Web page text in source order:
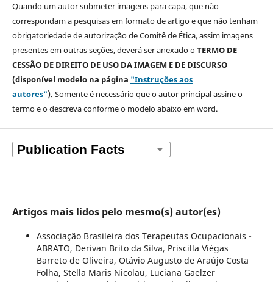
Quando um autor submeter imagens para capa, que não
correspondam a pesquisas em formato de artigo e que não tenham
obrigatoriedade de autorização de Comitê de Ética, assim imagens
presentes em outras seções, deverá ser anexado oTERMO DE
CESSÃO DE DIREITO DE USO DA IMAGEM E DE DISCURSO
(disponível modelo na página "Instruções aos
autores"). Somente é necessário que o autor principal assine o
termo e o descrevaconforme o modelo abaixo em word.
Artigos mais lidos pelo mesmo(s) autor(es)
Associação Brasileira dos Terapeutas Ocupacionais -
ABRATO, Derivan Brito da Silva, Priscilla Viégas
Barreto de Oliveira, Otávio Augusto de Araújo Costa
Folha, Stella Maris Nicolau, Luciana Gaelzer